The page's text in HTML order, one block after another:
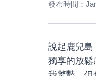
發布時間：
說起鹿兒
獨享的放